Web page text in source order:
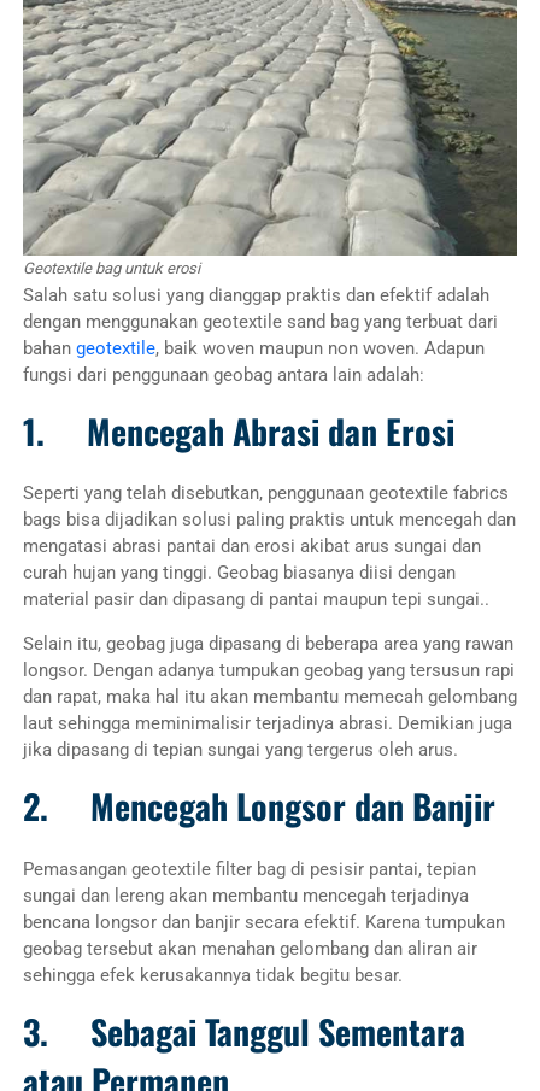
Geotextile bag untuk erosi
Salah satu solusi yang dianggap praktis dan efektif adalah
dengan menggunakan geotextile sand bag yang terbuat dari
bahan geotextile, baik woven maupun non woven. Adapun
fungsi dari penggunaan geobag antara lain adalah:
1. Mencegah Abrasi dan Erosi
Seperti yang telah disebutkan, penggunaan geotextile fabrics
bags bisa dijadikan solusi paling praktis untuk mencegah dan
mengatasi abrasi pantai dan erosi akibat arus sungai dan
curah hujan yang tinggi. Geobag biasanya diisi dengan
material pasir dan dipasang di pantai maupun tepi sungai..
Selain itu, geobag juga dipasang di beberapa area yang rawan
longsor. Dengan adanya tumpukan geobag yang tersusun rapi
dan rapat, maka hal itu akan membantu memecah gelombang
laut sehingga meminimalisir terjadinya abrasi. Demikian juga
jika dipasang di tepian sungai yang tergerus oleh arus.
2. Mencegah Longsor dan Banjir
Pemasangan geotextile filter bag di pesisir pantai, tepian
sungai dan lereng akan membantu mencegah terjadinya
bencana longsor dan banjir secara efektif. Karena tumpukan
geobag tersebut akan menahan gelombang dan aliran air
sehingga efek kerusakannya tidak begitu besar.
3.
Sebagai Tanggul Sementara
atau Permanen